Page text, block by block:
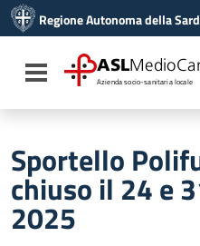
Vai al menu di navigazione
Vai al footer
Regione Autonoma della
Toggle navigation
ASL
Azienda socio-sanitaria locale
Sportello
chiuso il 24 e
2025